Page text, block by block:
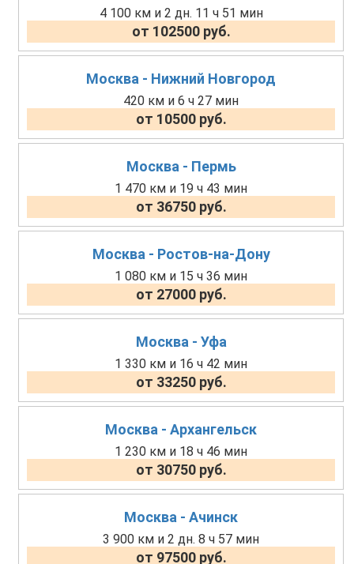
4 100 км и 2 дн. 11 ч 51 мин
от 102500 руб.
Москва - Нижний Новгород
420 км и 6 ч 27 мин
от 10500 руб.
Москва - Пермь
1 470 км и 19 ч 43 мин
от 36750 руб.
Москва - Ростов-на-Дону
1 080 км и 15 ч 36 мин
от 27000 руб.
Москва - Уфа
1 330 км и 16 ч 42 мин
от 33250 руб.
Москва - Архангельск
1 230 км и 18 ч 46 мин
от 30750 руб.
Москва - Ачинск
3 900 км и 2 дн. 8 ч 57 мин
от 97500 руб.